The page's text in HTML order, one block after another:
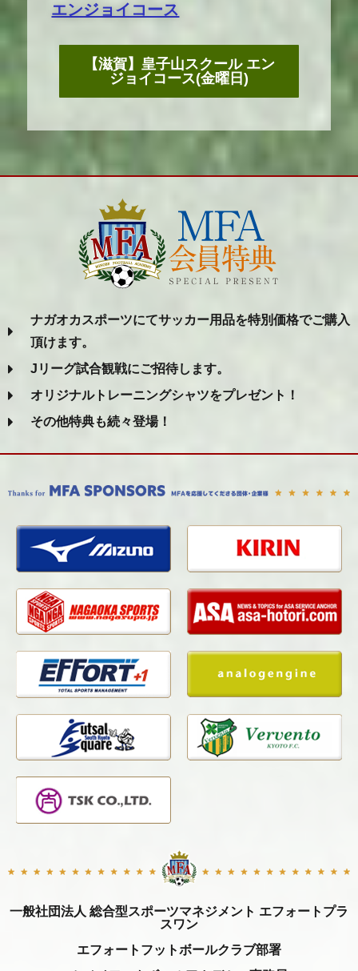
エンジョイコース
【滋賀】皇子山スクール エン
ジョイコース(金曜日)
ナガオカスポーツにてサッカー用品を特別価格でご購入
頂けます。
Jリーグ試合観戦にご招待します。
オリジナルトレーニングシャツをプレゼント！
その他特典も続々登場！
一般社団法人 総合型スポーツマネジメント エフォートプラ
スワン
エフォートフットボールクラブ部署